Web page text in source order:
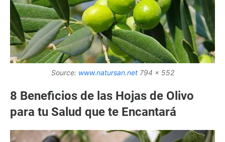
Source: www.natursan.net794 x 552
8 Beneficios de las Hojas de Olivo
para tu Salud que te Encantará